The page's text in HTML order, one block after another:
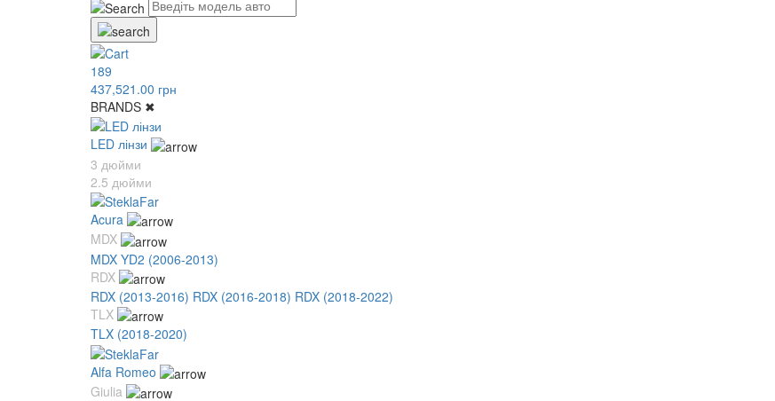
189
437,521.00 грн
BRANDS ✖
LED лінзи
3 дюйми
2.5 дюйми
Acura
MDX
MDX YD2 (2006-2013)
RDX
RDX (2013-2016) RDX (2016-2018) RDX (2018-2022)
TLX
TLX (2018-2020)
Alfa Romeo
Giulia